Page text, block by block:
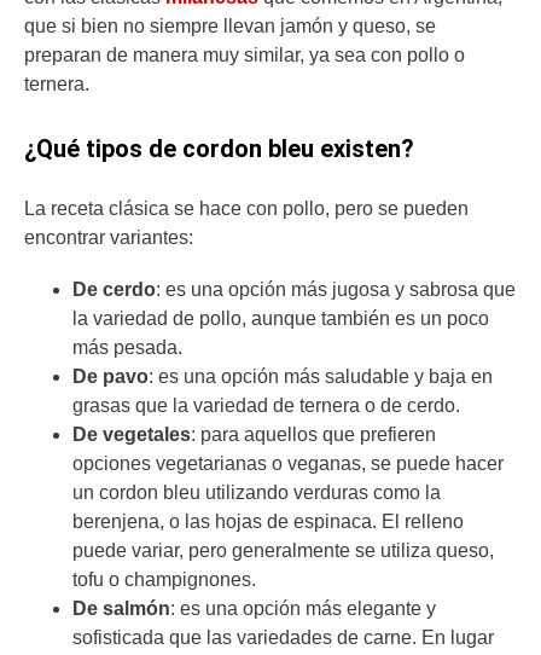
que si bien no siempre llevan jamón y queso, se
preparan de manera muy similar, ya sea con pollo o
ternera.
¿Qué tipos de cordon bleu existen?
La receta clásica se hace con pollo, pero se pueden
encontrar variantes:
De cerdo: es una opción más jugosa y sabrosa que
la variedad de pollo, aunque también es un poco
más pesada.
De pavo: es una opción más saludable y baja en
grasas que la variedad de ternera o de cerdo.
De vegetales: para aquellos que prefieren
opciones vegetarianas o veganas, se puede hacer
un cordon bleu utilizando verduras como la
berenjena, o las hojas de espinaca. El relleno
puede variar, pero generalmente se utiliza queso,
tofu o champignones.
De salmón: es una opción más elegante y
sofisticada que las variedades de carne. En lugar